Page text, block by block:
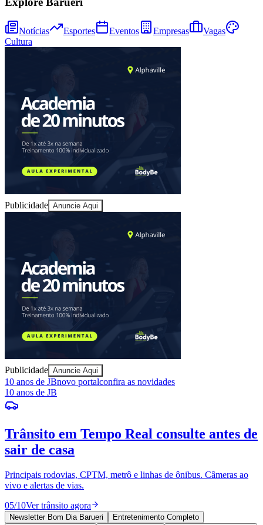
Ceará
Notícias Esportes Eventos Empresas
Vagas
Cultura
Publicidade Anuncie Aqui
Publicidade Anuncie Aqui